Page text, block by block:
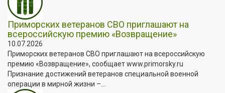
Приморских ветеранов СВО приглашают на
всероссийскую премию «Возвращение»
10.07.2026
Приморских ветеранов СВО приглашают на всероссийскую
премию «Возвращение», сообщает www.primorsky.ru
Признание достижений ветеранов специальной военной
операции в мирной жизни –...